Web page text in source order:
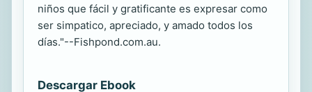
niños que fácil y gratificante es expresar como
ser simpatico, apreciado, y amado todos los
días."--Fishpond.com.au.
Descargar Ebook